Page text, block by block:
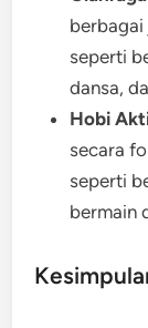
seperti
dansa,
Hobi
secara
seperti
bermain